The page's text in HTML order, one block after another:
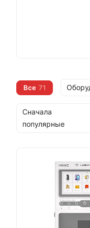
Все 71
Сначала
популярные